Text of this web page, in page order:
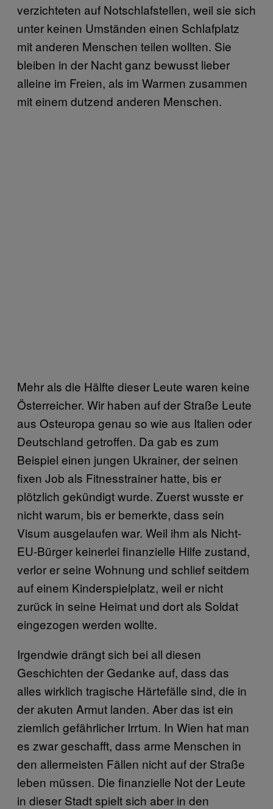
verzichteten auf Notschlafstellen, weil sie sich
unter keinen Umständen einen Schlafplatz
mit anderen Menschen teilen wollten. Sie
bleiben in der Nacht ganz bewusst lieber
alleine im Freien, als im Warmen zusammen
mit einem dutzend anderen Menschen.
Mehr als die Hälfte dieser Leute waren keine
Österreicher. Wir haben auf der Straße Leute
aus Osteuropa genau so wie aus Italien oder
Deutschland getroffen. Da gab es zum
Beispiel einen jungen Ukrainer, der seinen
fixen Job als Fitnesstrainer hatte, bis er
plötzlich gekündigt wurde. Zuerst wusste er
nicht warum, bis er bemerkte, dass sein
Visum ausgelaufen war. Weil ihm als Nicht-
EU-Bürger keinerlei finanzielle Hilfe zustand,
verlor er seine Wohnung und schlief seitdem
auf einem Kinderspielplatz, weil er nicht
zurück in seine Heimat und dort als Soldat
eingezogen werden wollte.
Irgendwie drängt sich bei all diesen
Geschichten der Gedanke auf, dass das
alles wirklich tragische Härtefälle sind, die in
der akuten Armut landen. Aber das ist ein
ziemlich gefährlicher Irrtum. In Wien hat man
es zwar geschafft, dass arme Menschen in
den allermeisten Fällen nicht auf der Straße
leben müssen. Die finanzielle Not der Leute
in dieser Stadt spielt sich aber in den